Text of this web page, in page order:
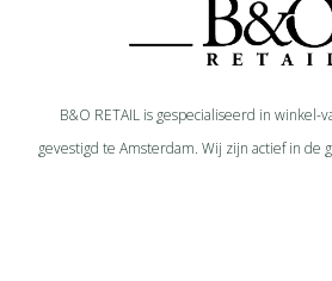
B&O RETAIL is gespecialiseerd in winkel-
gevestigd te Amsterdam. Wij zijn actief in de